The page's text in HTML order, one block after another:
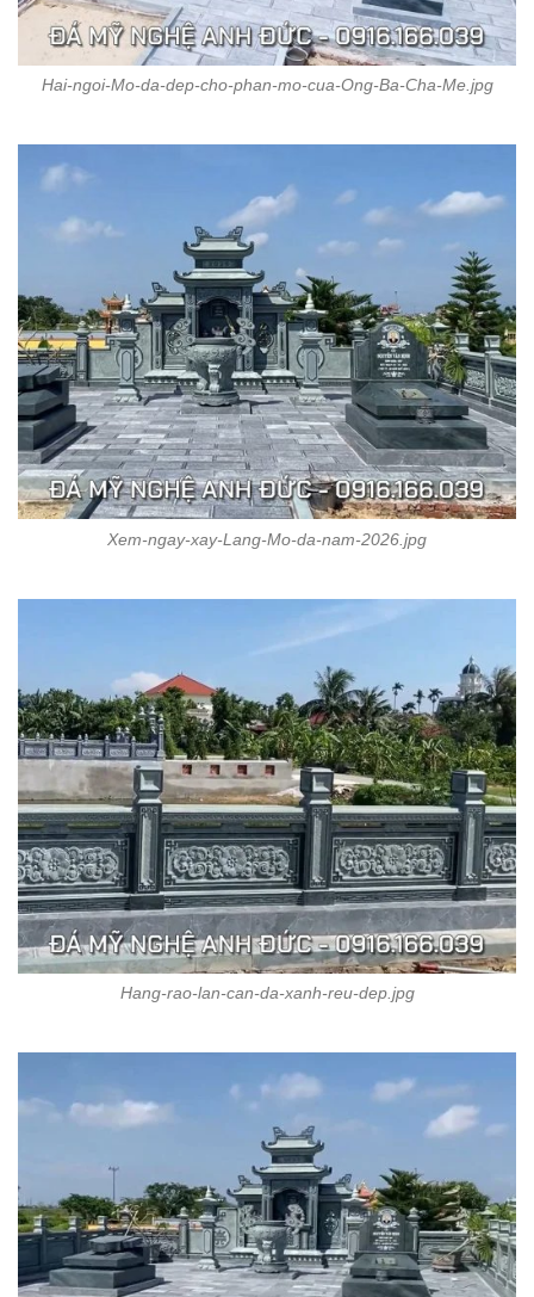
Hai-ngoi-Mo-da-dep-cho-phan-mo-cua-Ong-Ba-Cha-Me.jpg
Xem-ngay-xay-Lang-Mo-da-nam-2026.jpg
Hang-rao-lan-can-da-xanh-reu-dep.jpg